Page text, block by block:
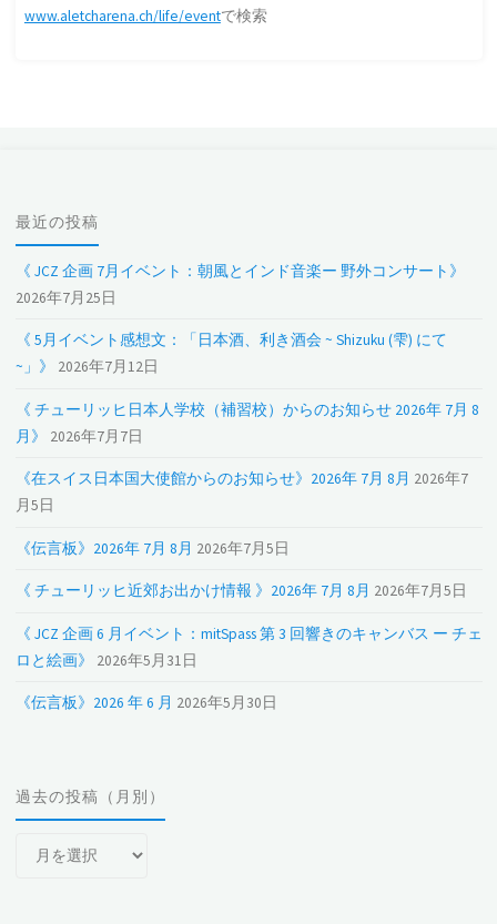
www.aletcharena.ch/life/eventで検索
最近の投稿
《 JCZ 企画 7月イベント：朝風とインド音楽ー 野外コンサート》
2026年7月25日
《 5月イベント感想文：「日本酒、利き酒会 ~ Shizuku (雫) にて
~」》
2026年7月12日
《 チューリッヒ日本人学校（補習校）からのお知らせ 2026年 7月 8
月》
2026年7月7日
《在スイス日本国大使館からのお知らせ》2026年 7月 8月 2026年7
月5日
《伝言板》2026年 7月 8月 2026年7月5日
《 チューリッヒ近郊お出かけ情報 》2026年 7月 8月 2026年7月5日
《 JCZ 企画 6 月イベント：mitSpass 第 3 回響きのキャンバス ー チェ
ロと絵画》
2026年5月31日
《伝言板》2026 年 6 月 2026年5月30日
過去の投稿（月別）